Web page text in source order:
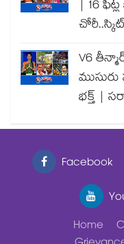
| 16
V6
భక్త్ |
Facebook
Home